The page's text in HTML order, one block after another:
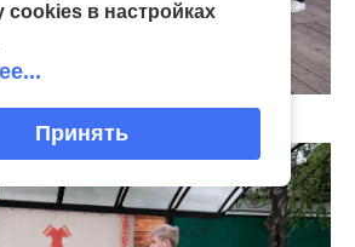
сookies в настройках
Принять